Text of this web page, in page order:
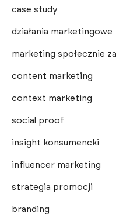
case study
działania marketingowe
marketing społecznie
content marketing
context marketing
social proof
insight konsumencki
influencer marketing
strategia promocji
branding